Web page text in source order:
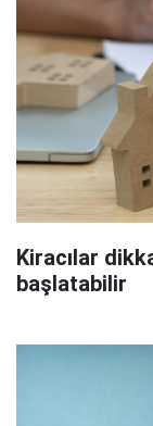
Kiracılar
başlatabilir